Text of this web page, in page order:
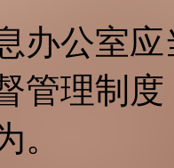
办公室
管理制
。